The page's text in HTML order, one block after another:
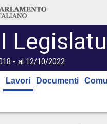
- al 12/10/2022
Lavori Documenti